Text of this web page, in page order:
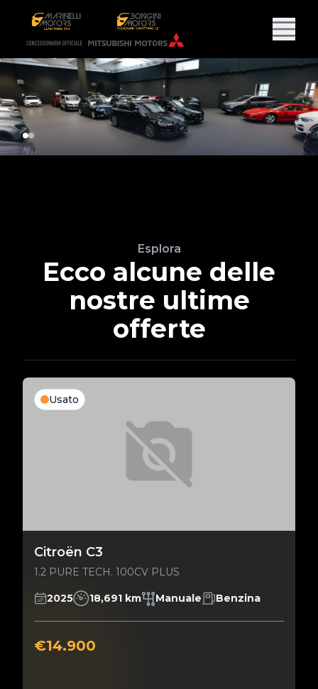
Esplora
Ecco alcune delle
nostre ultime
offerte
Usato
Citroën C3
1.2 PURE TECH. 100CV PLUS
2025 18,691 km Manuale Benzina
€14.900